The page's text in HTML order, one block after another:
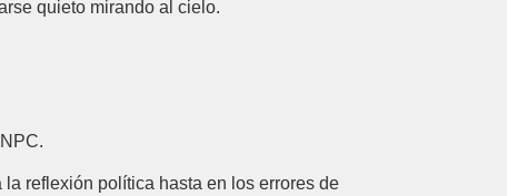
quieto mirando al cielo.
reflexión política hasta en los errores de